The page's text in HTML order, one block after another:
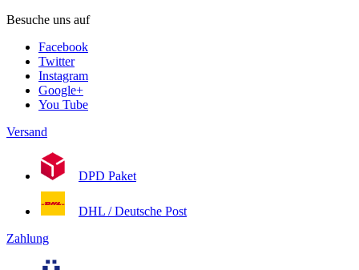
Besuche uns auf
Facebook
Twitter
Instagram
Google+
You Tube
Versand
DPD Paket
DHL / Deutsche Post
Zahlung